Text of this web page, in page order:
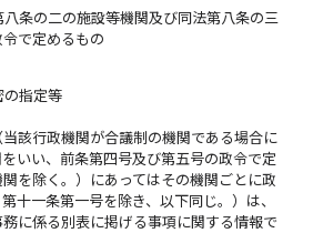
八条の二の施設等機関及び同法第八条の三
で定めるもの
指定等
該行政機関が合議制の機関である場合に
いい、前条第四号及び第五号の政令で定
を除く。）にあってはその機関ごとに政
十一条第一号を除き、以下同じ。）は、
に係る別表に掲げる事項に関する情報で